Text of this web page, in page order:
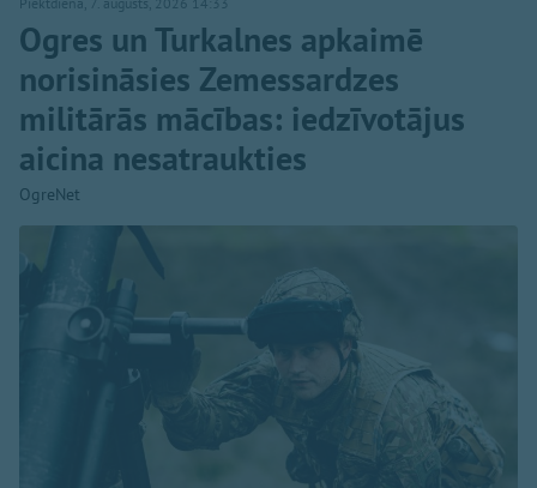
Ogres un Turkalnes apkaimē
norisināsies Zemessardzes
militārās mācības: iedzīvotājus
aicina nesatraukties
OgreNet